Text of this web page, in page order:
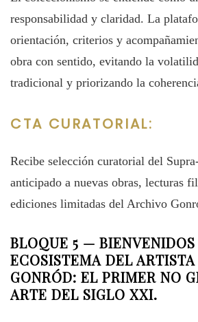
responsabilidad y claridad. La
orientación, criterios y
obra con sentido, evitando la
tradicional y priorizando la
CTA CURATORIAL:
Recibe selección curatorial del
anticipado a nuevas obras, lecturas
ediciones limitadas del Archivo
BLOQUE 5 —
ECOSISTEMA DEL ARTISTA
GONRÓD: EL PRIMER NO
ARTE DEL SIGLO XXI.